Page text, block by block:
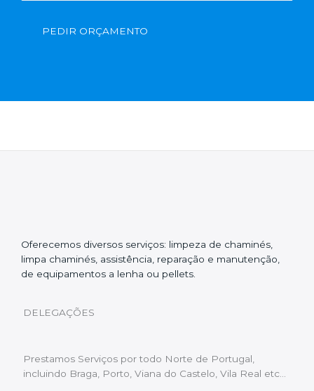
PEDIR ORÇAMENTO
Oferecemos diversos serviços: limpeza de chaminés,
limpa chaminés, assistência, reparação e manutenção,
de equipamentos a lenha ou pellets.
DELEGAÇÕES
Prestamos Serviços por todo Norte de Portugal,
incluindo Braga, Porto, Viana do Castelo, Vila Real etc…